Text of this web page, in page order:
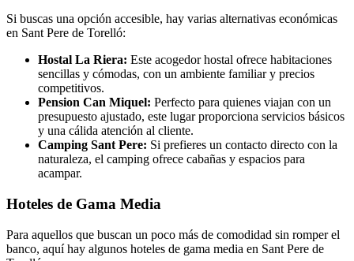
Si buscas una opción accesible, hay varias alternativas económicas
en Sant Pere de Torelló:
Hostal La Riera: Este acogedor hostal ofrece habitaciones
sencillas y cómodas, con un ambiente familiar y precios
competitivos.
Pension Can Miquel: Perfecto para quienes viajan con un
presupuesto ajustado, este lugar proporciona servicios básicos
y una cálida atención al cliente.
Camping Sant Pere: Si prefieres un contacto directo con la
naturaleza, el camping ofrece cabañas y espacios para
acampar.
Hoteles de Gama Media
Para aquellos que buscan un poco más de comodidad sin romper el
banco, aquí hay algunos hoteles de gama media en Sant Pere de